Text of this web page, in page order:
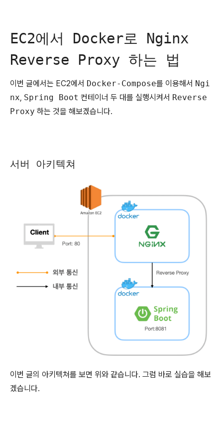
EC2에서 Docker로 Nginx
Reverse Proxy 하는 법
이번 글에서는 EC2에서 Docker-Compose를 이용해서 Ngi
nx, Spring Boot 컨테이너 두 대를 실행시켜서 Reverse
Proxy 하는 것을 해보겠습니다.
서버 아키텍쳐
이번 글의 아키텍쳐를 보면 위와 같습니다. 그럼 바로 실습을 해보
겠습니다.